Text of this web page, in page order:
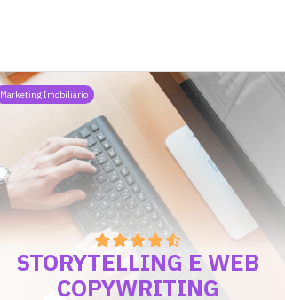
Marketing Imobiliário
STORYTELLING E WEB
COPYWRITING